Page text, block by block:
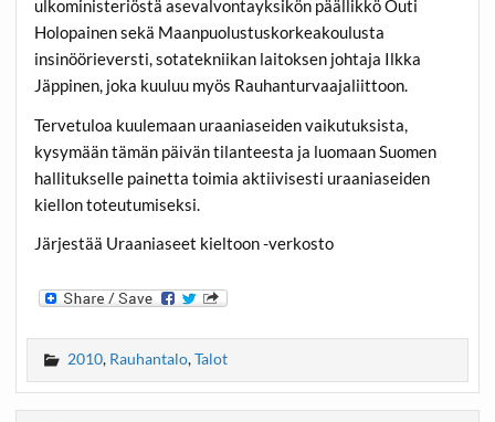
ulkoministeriöstä asevalvontayksikön päällikkö Outi
Holopainen sekä Maanpuolustuskorkeakoulusta
insinöörieversti, sotatekniikan laitoksen johtaja Ilkka
Jäppinen, joka kuuluu myös Rauhanturvaajaliittoon.
Tervetuloa kuulemaan uraaniaseiden vaikutuksista,
kysymään tämän päivän tilanteesta ja luomaan Suomen
hallitukselle painetta toimia aktiivisesti uraaniaseiden
kiellon toteutumiseksi.
Järjestää Uraaniaseet kieltoon -verkosto
2010, Rauhantalo,Talot